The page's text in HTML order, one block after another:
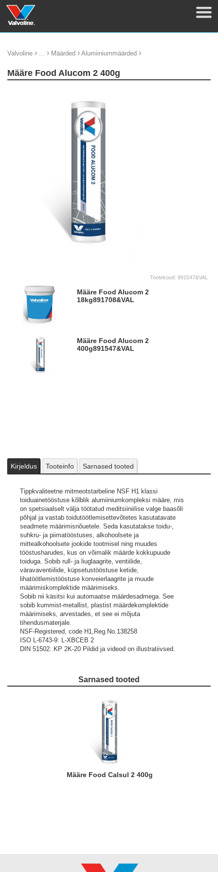
Valvoline › ... › Määrded › Alumiiniummäärded ›
Määre Food Alucom 2 400g
Tootekood: 891547&VAL
Määre Food Alucom 2
18kg891708&VAL
Määre Food Alucom 2
400g891547&VAL
Kirjeldus Tooteinfo Sarnased tooted
Tippkvaliteetne mitmeotstarbeline NSF H1 klassi
toiduainetööstuse kõlblik alumiiniumkompleksi määre, mis
on spetsiaalselt välja töötatud meditsiiniilise valge baasõli
põhjal ja vastab toidutöötlemisettevõtetes kasutatavate
seadmete määrimisnõuetele. Seda kasutatakse toidu-,
suhkru- ja piimatööstuses, alkohoolsete ja
mittealkohoolsete jookide tootmisel ning muudes
tööstusharudes, kus on võimalik määrde kokkupuude
toiduga. Sobib rull- ja liuglaagrite, ventiilide,
väravaventiilide, küpsetustööstuse ketide,
lihatöötlemistööstuse konveierlaagrite ja muude
määrimiskomplektide määrimiseks.
Sobib nii käsitsi kui automaatse määrdesadmega. See
sobib kummist-metallist, plastist määrdekomplektide
määrimiseks, arvestades, et see ei mõjuta
tihendusmaterjale.
NSF-Registered, code H1,Reg.No.138258
ISO L-6743-9: L-XBCEB 2
DIN 51502: KP 2K-20 Pildid ja videod on illustratiivsed.
Sarnased tooted
Määre Food Calsul 2 400g